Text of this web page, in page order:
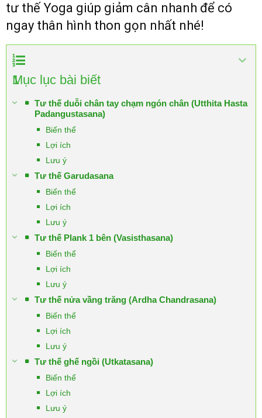
tư thế Yoga giúp giảm cân nhanh để có
ngay thân hình thon gọn nhất nhé!
1
Mục lục bài biết
Tư thế duỗi chân tay chạm ngón chân (Utthita Hasta
Padangustasana)
Biến thể
Lợi ích
Lưu ý
Tư thế Garudasana
Biến thể
Lợi ích
Lưu ý
Tư thế Plank 1 bên (Vasisthasana)
Biến thể
Lợi ích
Lưu ý
Tư thế nửa vầng trăng (Ardha Chandrasana)
Biến thể
Lợi ích
Lưu ý
Tư thế ghế ngồi (Utkatasana)
Biến thể
Lợi ích
Lưu ý